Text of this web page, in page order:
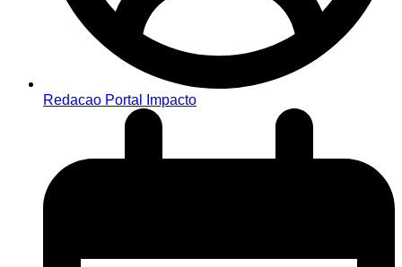
Redacao Portal Impacto